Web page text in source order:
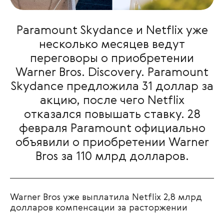
Paramount Skydance и Netflix уже
несколько месяцев ведут
переговоры о приобретении
Warner Bros. Discovery. Paramount
Skydance предложила 31 доллар за
акцию, после чего Netflix
отказался повышать ставку. 28
февраля Paramount официально
объявили о приобретении Warner
Bros за 110 млрд долларов.
Warner Bros уже выплатила Netflix 2,8 млрд
долларов компенсации за расторжении